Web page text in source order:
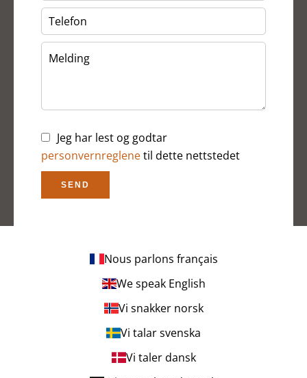
Jeg har lest og godtar
personvernreglenetil dette nettstedet
SEND
Nous parlons français
We speak English
Vi snakker norsk
Vi talar svenska
Vi taler dansk